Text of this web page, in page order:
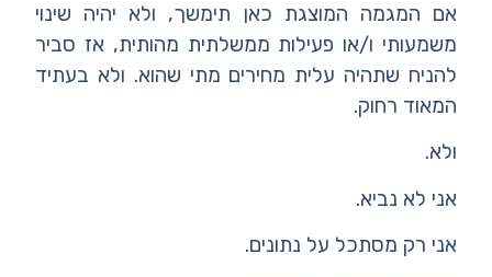
אם המגמה המוצגת כאן תימשך, ולא יהיה שינוי
משמעותי ו/או פעילות ממשלתית מהותית, אז סביר
להניח שתהיה עלית מחירים מתי שהוא. ולא בעתיד
המאוד רחוק.
ולא.
אני לא נביא.
אני רק מסתכל על נתונים.